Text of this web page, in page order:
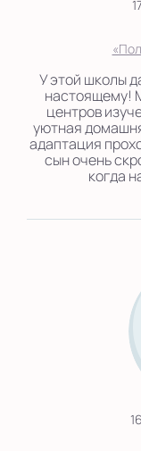
У этой школы
настоящему!
центров
уютная
адаптация
сын очень
когда